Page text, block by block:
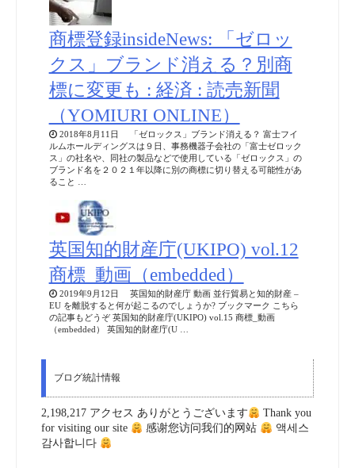
商標登録insideNews: 「ゼロッ
クス」ブランド消える？別商
標に変更も : 経済 : 読売新聞
（YOMIURI ONLINE）
2018年8月11日 「ゼロックス」ブランド消える？ 富士フイ
ルムホールディングスは９日、事務機器子会社の「富士ゼロック
ス」の社名や、同社の製品などで使用している「ゼロックス」の
ブランド名を２０２１年以降に別の商標に切り替える可能性があ
ること …
英国知的財産庁(UKIPO) vol.12
商標_動画（embedded）
2019年9月12日 英国知的財産庁 動画 並行貿易と知的財産 –
EU を離脱すると何が起こるのでしょうか? ブックマーク こちら
の記事もどうぞ 英国知的財産庁(UKIPO) vol.15 商標_動画
（embedded） 英国知的財産庁(U …
ブログ統計情報
2,198,217 アクセス ありがとうございます
Thank you
for visiting our site
感谢您访问我们的网站
액세스
감사합니다